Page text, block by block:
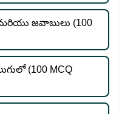
మరియు జవాబులు (100
(100 MCQ